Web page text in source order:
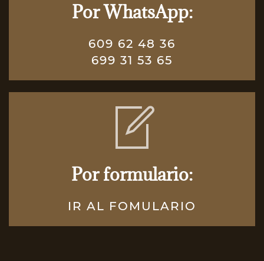
Por WhatsApp:
609 62 48 36
699 31 53 65
Por formulario:
IR AL FOMULARIO